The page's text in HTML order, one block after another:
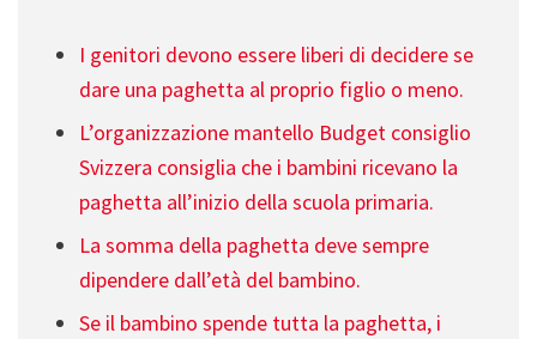
I genitori devono essere liberi di decidere se
dare una paghetta al proprio figlio o meno.
L’organizzazione mantello Budget consiglio
Svizzera consiglia che i bambini ricevano la
paghetta all’inizio della scuola primaria.
La somma della paghetta deve sempre
dipendere dall’età del bambino.
Se il bambino spende tutta la paghetta, i